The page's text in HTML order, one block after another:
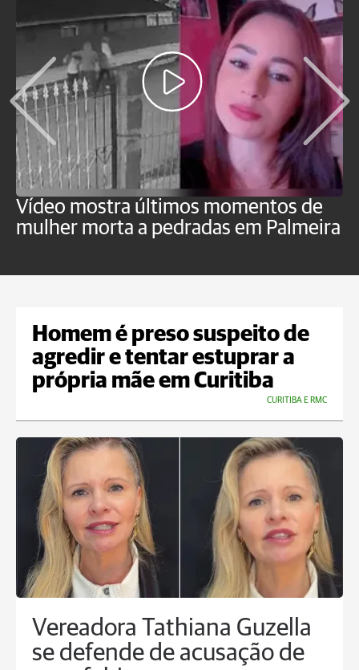
Vídeo mostra últimos momentos de
mulher morta a pedradas em Palmeira
Homem é preso suspeito de
agredir e tentar estuprar a
própria mãe em Curitiba
CURITIBA E RMC
Vereadora Tathiana Guzella
se defende de acusação de